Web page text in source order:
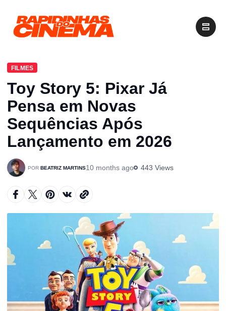
Toy Story 5: Pixar Já
Pensa em Novas
Sequências Após
Lançamento em 2026
BEATRIZ MARTINS
FILMES
10 months ago 443 Views